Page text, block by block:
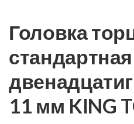
Головка
стандартная
11 мм KING